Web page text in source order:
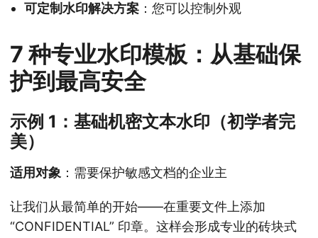
可定制水印解决方案 ：您可以控制外观
7 种专业水印模板：从基础保
护到最高安全
示例 1：基础机密文本水印（初学者完
美）
适用对象 ：需要保护敏感文档的企业主
让我们从最简单的开始——在重要文件上添加
“CONFIDENTIAL” 印章。这样会形成专业的砖块式